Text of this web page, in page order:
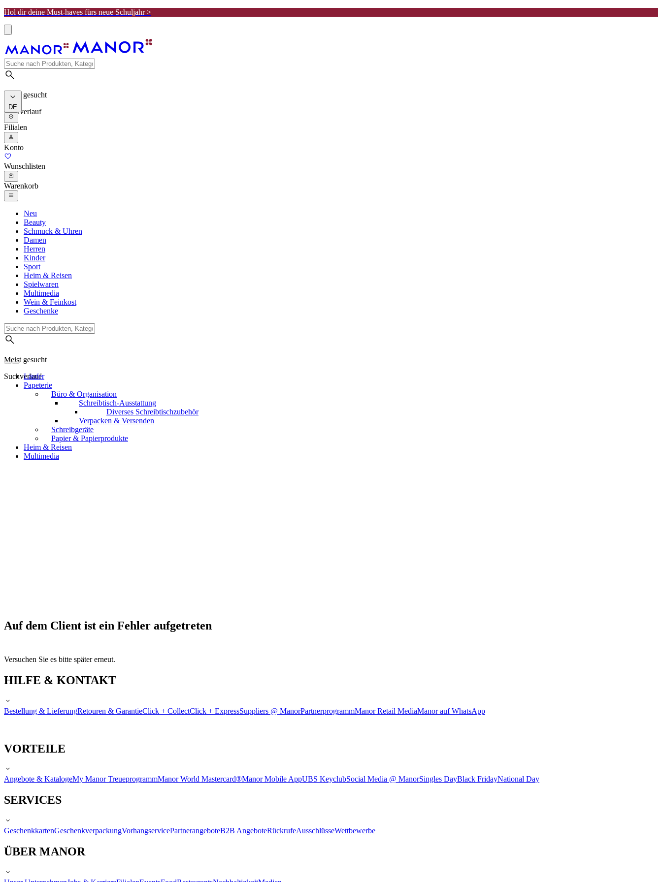
Hol dir deine Must-haves fürs neue Schuljahr >
Meist gesucht
Suchverlauf
DE
Filialen
Konto
Wunschlisten
Warenkorb
Neu
Beauty
Schmuck & Uhren
Damen
Herren
Kinder
Sport
Heim & Reisen
Spielwaren
Multimedia
Wein & Feinkost
Geschenke
Meist gesucht
Suchverlauf
Läufer
Papeterie
Büro & Organisation
Schreibtisch-Ausstattung
Diverses Schreibtischzubehör
Verpacken & Versenden
Schreibgeräte
Papier & Papierprodukte
Heim & Reisen
Multimedia
Auf dem Client ist ein Fehler aufgetreten
Versuchen Sie es bitte später erneut.
HILFE & KONTAKT
Bestellung & LieferungRetouren & GarantieClick + CollectClick + ExpressSuppliers @ ManorPartnerprogrammManor Retail MediaManor auf WhatsApp
VORTEILE
Angebote & KatalogeMy Manor TreueprogrammManor World Mastercard®Manor Mobile AppUBS KeyclubSocial Media @ ManorSingles DayBlack FridayNational Day
SERVICES
GeschenkkartenGeschenkverpackungVorhangservicePartnerangeboteB2B AngeboteRückrufeAusschlüsseWettbewerbe
ÜBER MANOR